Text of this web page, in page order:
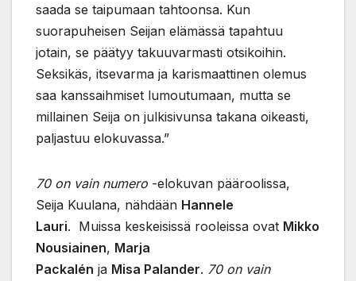
saada se taipumaan tahtoonsa. Kun
suorapuheisen Seijan elämässä tapahtuu
jotain, se päätyy takuuvarmasti otsikoihin.
Seksikäs, itsevarma ja karismaattinen olemus
saa kanssaihmiset lumoutumaan, mutta se
millainen Seija on julkisivunsa takana oikeasti,
paljastuu elokuvassa.”
70 on vain numero -elokuvan pääroolissa,
Seija Kuulana, nähdään Hannele
Lauri. Muissa keskeisissä rooleissa ovat Mikko
Nousiainen, Marja
Packalén ja Misa Palander. 70 on vain